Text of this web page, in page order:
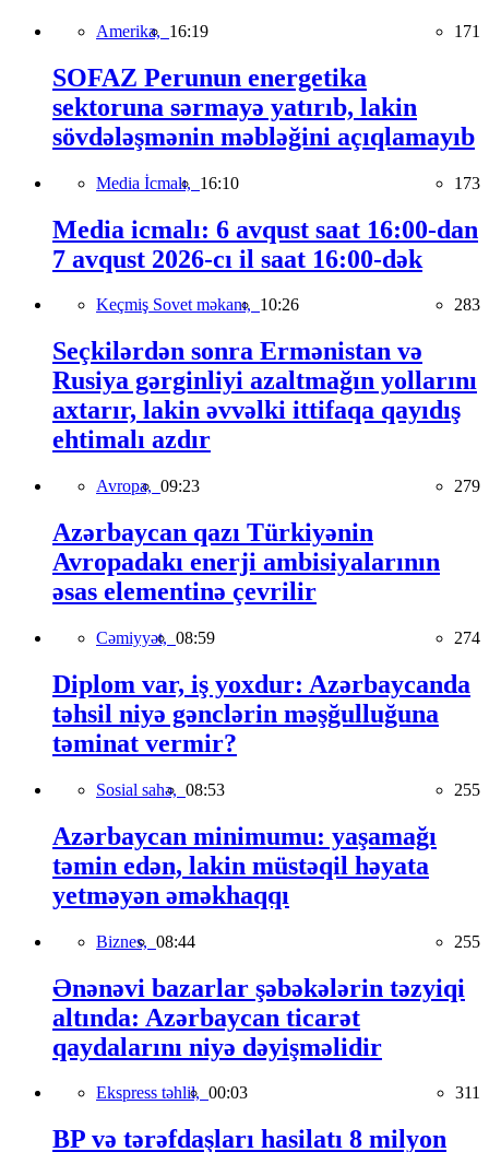
Amerika, 16:19 171
SOFAZ Perunun energetika
sektoruna sərmayə yatırıb, lakin
sövdələşmənin məbləğini açıqlamayıb
Media İcmalı, 16:10 173
Media icmalı: 6 avqust saat 16:00-dan
7 avqust 2026-cı il saat 16:00-dək
Keçmiş Sovet məkanı, 10:26 283
Seçkilərdən sonra Ermənistan və
Rusiya gərginliyi azaltmağın yollarını
axtarır, lakin əvvəlki ittifaqa qayıdış
ehtimalı azdır
Avropa, 09:23 279
Azərbaycan qazı Türkiyənin
Avropadakı enerji ambisiyalarının
əsas elementinə çevrilir
Cəmiyyət, 08:59 274
Diplom var, iş yoxdur: Azərbaycanda
təhsil niyə gənclərin məşğulluğuna
təminat vermir?
Sosial sahə, 08:53 255
Azərbaycan minimumu: yaşamağı
təmin edən, lakin müstəqil həyata
yetməyən əməkhaqqı
Biznes, 08:44 255
Ənənəvi bazarlar şəbəkələrin təzyiqi
altında: Azərbaycan ticarət
qaydalarını niyə dəyişməlidir
Ekspress təhlil, 00:03 311
BP və tərəfdaşları hasilatı 8 milyon